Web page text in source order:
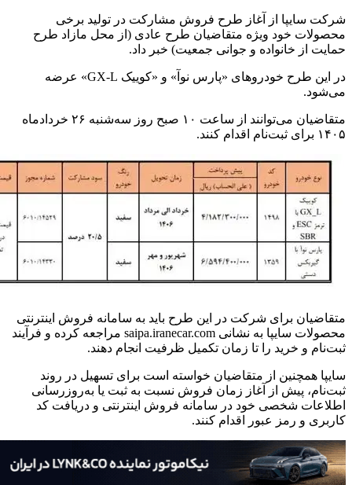
شرکت سایپا از آغاز طرح فروش مشارکت در تولید برخی
محصولات خود ویژه متقاضیان طرح عادی (از محل مازاد طرح
حمایت از خانواده و جوانی جمعیت) خبر داد.
در این طرح خودرو‌های «پارس نوآ» و «کوییک GX-L» عرضه
می‌شود.
متقاضیان می‌توانند از ساعت ۱۰ صبح روز سه‌شنبه ۲۶ خردادماه
۱۴۰۵ برای ثبت‌نام اقدام کنند.
متقاضیان برای شرکت در این طرح باید به سامانه فروش اینترنتی
محصولات سایپا به نشانی saipa.iranecar.com مراجعه کرده و فرآیند
ثبت‌نام و خرید را تا زمان تکمیل ظرفیت انجام دهند.
سایپا همچنین از متقاضیان خواسته است برای تسهیل در روند
ثبت‌نام، پیش از آغاز زمان فروش نسبت به ثبت یا به‌روزرسانی
اطلاعات شخصی خود در سامانه فروش اینترنتی و دریافت کد
کاربری و رمز عبور اقدام کنند.